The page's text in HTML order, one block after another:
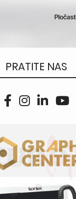
PRATITE NAS